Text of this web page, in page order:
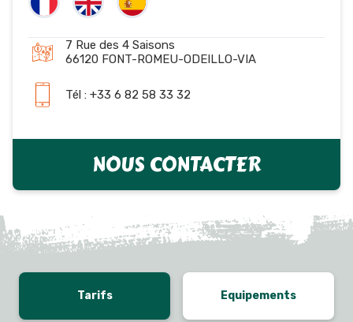
7 Rue des 4 Saisons
66120 FONT-ROMEU-ODEILLO-VIA
Tél : +33 6 82 58 33 32
NOUS CONTACTER
Tarifs Equipements